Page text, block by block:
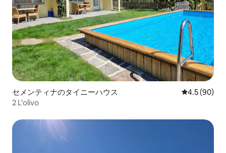
セメンティナのタイニーハウス レビュー90
4.5 (90)
2 L'olivo